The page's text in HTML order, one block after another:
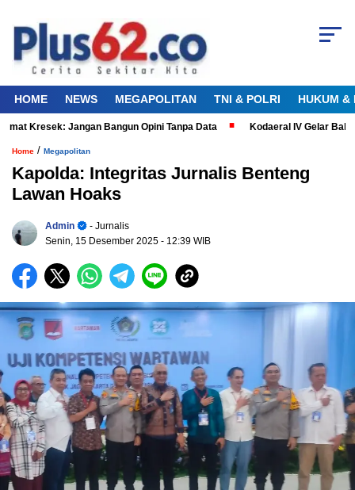
HOME NEWS MEGAPOLITAN TNI & POLRI HUKUM &
Kresek: Jangan Bangun Opini Tanpa Data Kodaeral IV Gelar Bakti
Home / Megapolitan
Kapolda: Integritas Jurnalis Benteng
Lawan Hoaks
Admin
- Jurnalis
Senin, 15 Desember 2025 - 12:39 WIB